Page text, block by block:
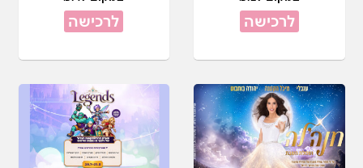
לרכישה לרכישה